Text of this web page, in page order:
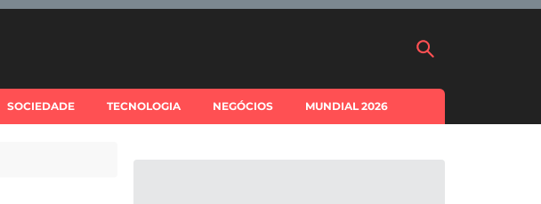
SOCIEDADE TECNOLOGIA NEGÓCIOS MUNDIAL 2026